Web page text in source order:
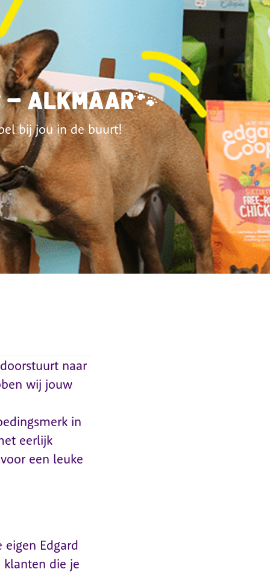
- Alkmaar🐾
bij jou in de buurt!
naar
wij jouw
in
eerlijk
een leuke
Edgard
die je